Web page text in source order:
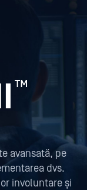
™
avansată, pe
dvs.
involuntare și